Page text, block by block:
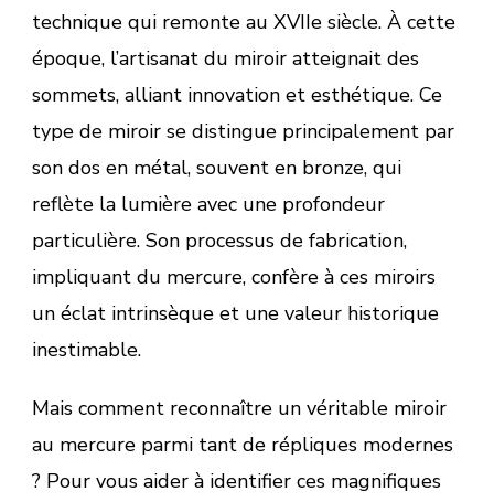
technique qui remonte au XVIIe siècle. À cette
époque, l’artisanat du miroir atteignait des
sommets, alliant innovation et esthétique. Ce
type de miroir se distingue principalement par
son dos en métal, souvent en bronze, qui
reflète la lumière avec une profondeur
particulière. Son processus de fabrication,
impliquant du mercure, confère à ces miroirs
un éclat intrinsèque et une valeur historique
inestimable.
Mais comment reconnaître un véritable miroir
au mercure parmi tant de répliques modernes
? Pour vous aider à identifier ces magnifiques